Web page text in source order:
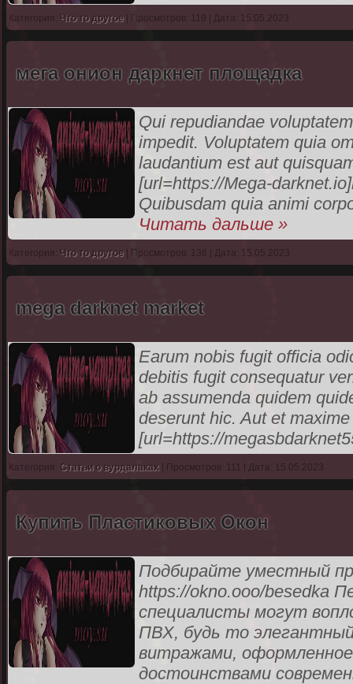
Категория: Что то другое | Просмотров: 119 | Дата: 15.05.2023
мега онион даркнет площадка
Qui repudiandae
impedit. Voluptatem quia
laudantium est aut
[url=https://Mega-
Quibusdam quia animi
Читать дальше »
Категория: Что то другое | Просмотров: 136 | Дата: 15.05.2023
mega darknet market
Earum nobis fugit officia
debitis fugit consequatur
ab assumenda quidem
deserunt hic. Aut et
[url=https://
Категория: Статьи о вурдалаках | Просмотров: 111 | Дата: 15.05.2023
Купить Пластиковых Окон
Подбирайте уместный
https://okno.ooo/besedka
специалисты могут
ПВХ, будь то
витражами,
достоинствами